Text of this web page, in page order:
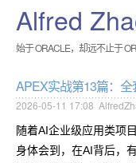
Alfred
始于 ORACLE，却远不止于
APEX实战第13篇：
2026-05-11 17:08
随着AI企业级应用类项
身体会到，在AI背后，